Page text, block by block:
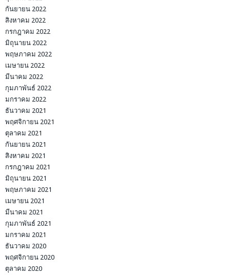
กันยายน 2022
สิงหาคม 2022
กรกฎาคม 2022
มิถุนายน 2022
พฤษภาคม 2022
เมษายน 2022
มีนาคม 2022
กุมภาพันธ์ 2022
มกราคม 2022
ธันวาคม 2021
พฤศจิกายน 2021
ตุลาคม 2021
กันยายน 2021
สิงหาคม 2021
กรกฎาคม 2021
มิถุนายน 2021
พฤษภาคม 2021
เมษายน 2021
มีนาคม 2021
กุมภาพันธ์ 2021
มกราคม 2021
ธันวาคม 2020
พฤศจิกายน 2020
ตุลาคม 2020